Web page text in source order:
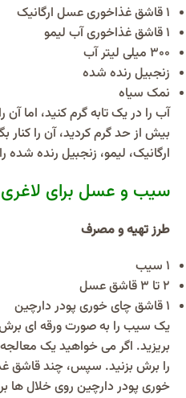
1 قاشق غذاخوری عسل ارگانیک
1 قاشق غذاخوری آب لیمو
300 میلی لیتر آب
زنجبیل رنده شده
نمک سیاه
آب را در یک تابه گرم کنید، اما آن
بیش از حد گرم کردید، آن را
ارگانیک، لیمو، زنجبیل رنده شده
سیب و عسل برای لاغری
طرز تهیه و مصرف
1 سیب
2 تا 3 قاشق عسل
1 قاشق چای خوری پودر دارچین
یک سیب را به صورت ورقه ای
بریزید. اگر می خواهید یک
را برش بزنید. سپس، چند
خوری پودر دارچین روی خلال ها